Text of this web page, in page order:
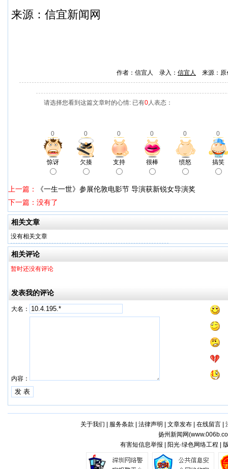
来源： 信宜新闻网
作者：信宜人 录入： 信宜人 来源：
请选择您看到这篇文章时的心情: 已有0人表态：
0 0 0 0 0 0
惊讶 欠揍 支持 很棒 愤怒 搞笑
上一篇：
《一生一世》参展伦敦电影节 导演获新锐女导演奖
下一篇：没有了
相关文章
没有相关文章
相关评论
暂时还没有评论
发表我的评论
大名：
内容：
关于我们 服务条款 法律声明 文章发布| 在线留言|
扬州新闻网(
有害短信息举报 | 阳光·绿色网络工程 |